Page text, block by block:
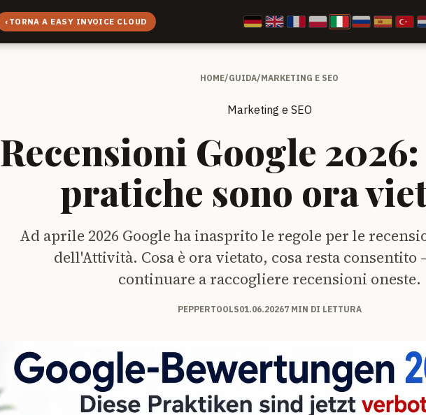
‹ TORNA A EASY INVOICE CLOUD
HOME/GUIDA/MARKETING E SEO
Marketing e SEO
Recensioni Google
pratiche sono ora
Ad aprile 2026 Google ha inasprito le regole per le
dell'Attività. Cosa è ora vietato, cosa resta consentito
continuare a raccogliere recensioni oneste.
PEPPERTOOLS01.06.20267 MIN DI LETTURA